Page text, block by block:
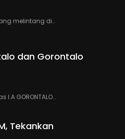
melintang di…
dan Gorontalo
GORONTALO…
Tekankan